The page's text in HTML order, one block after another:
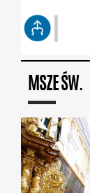
MSZE ŚW.